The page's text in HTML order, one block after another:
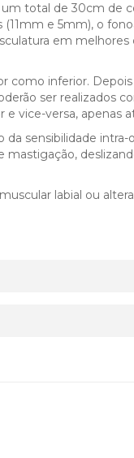
total de 30cm de
e 5mm), o
em
como inferior.
ser realizados
vice-versa, apenas
sensibilidade
labial ou